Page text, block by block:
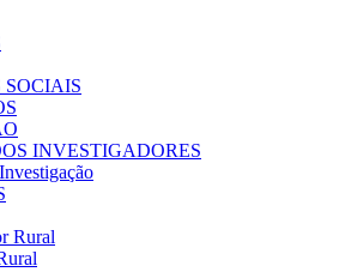
SOCIAIS
INVESTIGADORES
Rural